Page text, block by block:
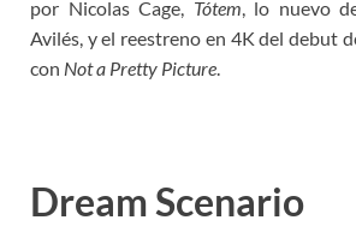
o
o
k
e
r
d
o
n
i
n
k
m
e
r
e
por Nicolas Cage, Tótem, lo nuevo
Avilés, y el reestreno en 4K del debut
con Not a Pretty Picture.
Dream Scenario